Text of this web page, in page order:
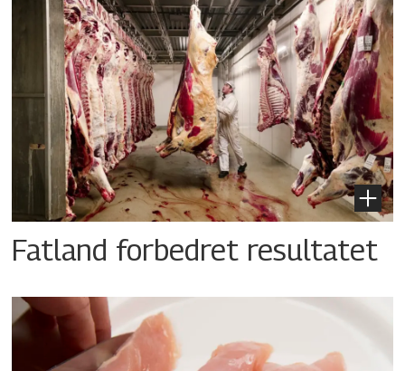
Fatland forbedret resultatet